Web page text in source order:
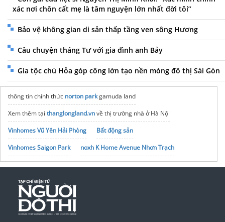
xác nơi chôn cất mẹ là tâm nguyện lớn nhất đời tôi”
Bảo vệ không gian di sản thấp tầng ven sông Hương
Câu chuyện tháng Tư với gia đình anh Bảy
Gia tộc chú Hỏa góp công lớn tạo nền móng đô thị Sài Gòn
thông tin chính thức norton parkgamuda land
Xem thêm tại thanglongland.vnvề thị trường nhà ở Hà Nội
Vinhomes Vũ Yên Hải Phòng
Bất động sản
Vinhomes Saigon Park
noxh K Home Avenue Nhơn Trạch
Tập đoàn Bcons Group
Giải phápĐăng bộ nhà đấtgiá tốt
giá vé máy bay đi úc